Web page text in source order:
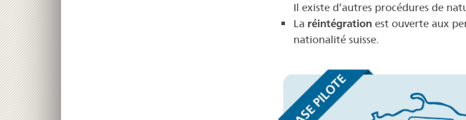
Il existe d’autres procédures de
La réintégration est ouverte aux
nationalité suisse.